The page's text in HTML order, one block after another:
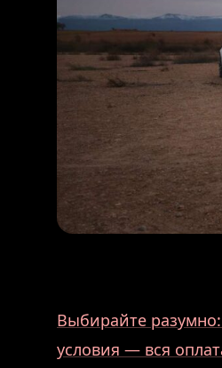
Выбирайте
условия — вся